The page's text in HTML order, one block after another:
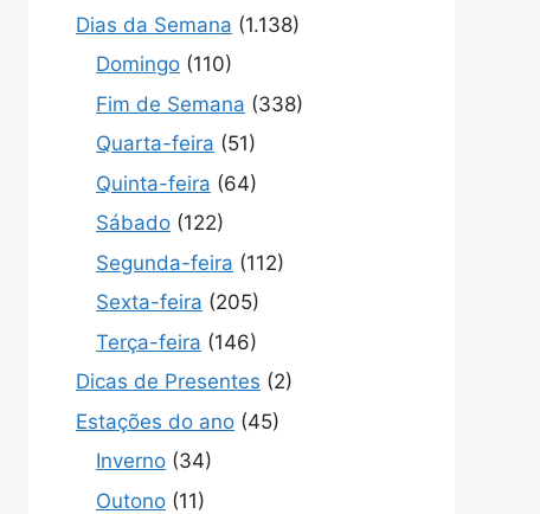
Dias da Semana (1.138)
Domingo (110)
Fim de Semana (338)
Quarta-feira (51)
Quinta-feira (64)
Sábado (122)
Segunda-feira (112)
Sexta-feira (205)
Terça-feira (146)
Dicas de Presentes (2)
Estações do ano (45)
Inverno (34)
Outono (11)